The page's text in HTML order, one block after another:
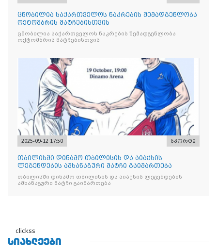
ცნობილია საქართველოს ნაკრების შემადგენლობა
ოქტომბრის მატჩებისთვის
ცნობილია საქართველოს ნაკრების შემადგენლობა
ოქტომბრის მატჩებისთვის
2025-09-12 17:50 სპორტი
თბილისში დინამო თბილისის და აიაქსის
ლეგენდების ამხანაგური მატჩი გაიმართება
თბილისში დინამო თბილისის და აიაქსის ლეგენდების
ამხანაგური მატჩი გაიმართება
clickss
ᲡᲘᲐᲮᲚᲔᲔᲑᲘ